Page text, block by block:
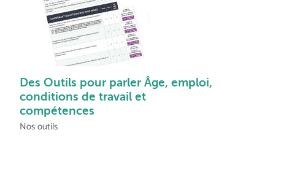
Des Outils pour parler Âge, emploi,
conditions de travail et
compétences
Nos outils